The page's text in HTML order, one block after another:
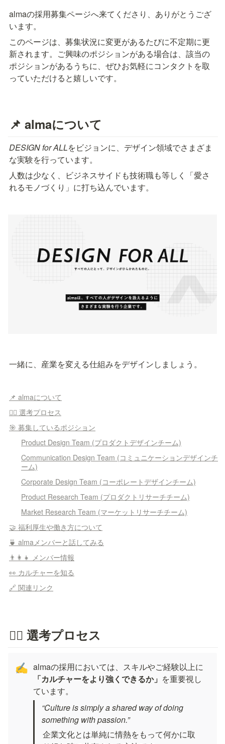
almaの採用募集ページへ来てくださり、ありがとうござ
います。
このページは、募集状況に変更があるたびに不定期に更
新されます。ご興味のポジションがある場合は、該当の
ポジションがあるうちに、ぜひお気軽にコンタクトを取
っていただけると嬉しいです。
📌 almaについて
DESIGN for ALLをビジョンに、デザイン領域でさまざま
な実験を行っています。
人数は少なく、ビジネスサイドも技術職も等しく「愛さ
れるモノづくり」に打ち込んでいます。
一緒に、産業を変える仕組みをデザインしましょう。
📌 almaについて
🏃‍♂️ 選考プロセス
🎯 募集しているポジション
Product Design Team (プロダクトデザインチーム)
Communication Design Team (コミュニケーションデザインチ
ーム)
Corporate Design Team (コーポレートデザインチーム)
Product Research Team (プロダクトリサーチチーム)
Market Research Team (マーケットリサーチチーム)
🤝 福利厚生や働き方について
🍵 almaメンバーと話してみる
👨‍👩‍👧 メンバー情報
👀 カルチャーを知る
🔗 関連リンク
🏃‍♂️ 選考プロセス
✍️ almaの採用においては、スキルやご経験以上に
「カルチャーをより強くできるか」 を重要視し
“Culture is simply a shared way of doing
something with passion.”
企業文化とは単純に情熱をもって何かに取